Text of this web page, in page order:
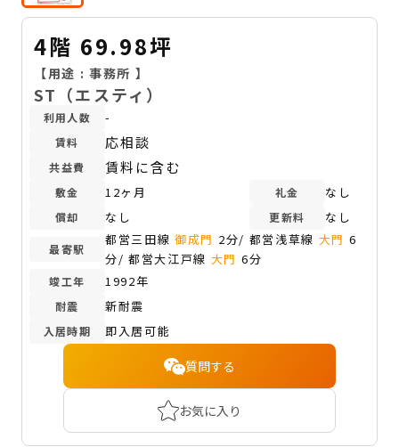
4階 69.98坪
【用途 :事務所 】
ST（エスティ）
利用人数 -
賃料 応相談
共益費 賃料に含む
敷金 12ヶ月 礼金 なし
償却 なし 更新料 なし
最寄駅
都営三田線御成門 2分/ 都営浅草線 大門 6
分/ 都営大江戸線 大門 6分
竣工年 1992年
耐震 新耐震
入居時期 即入居可能
質問する
お気に入り